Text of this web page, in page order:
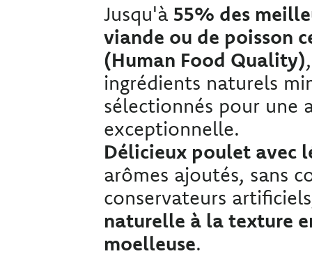
Jusqu'à 55% des
viande ou de poisson
(Human Food Quality)
ingrédients naturels
sélectionnés pour une
exceptionnelle.
Délicieux poulet avec
arômes ajoutés, sans
conservateurs
naturelle à la texture
moelleuse.